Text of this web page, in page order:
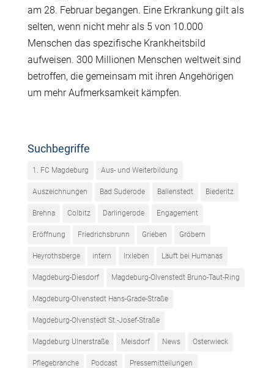
am 28. Februar begangen. Eine Erkrankung gilt als
selten, wenn nicht mehr als 5 von 10.000
Menschen das spezifische Krankheitsbild
aufweisen. 300 Millionen Menschen weltweit sind
betroffen, die gemeinsam mit ihren Angehörigen
um mehr Aufmerksamkeit kämpfen.
Suchbegriffe
1. FC Magdeburg Aus- und Weiterbildung
Auszeichnungen Bad Suderode Ballenstedt Biederitz
Brehna Colbitz Darlingerode Engagement
Eröffnung Friedrichsbrunn Grieben Gröbern
Heyrothsberge intern Irxleben Läuft bei Humanas
Magdeburg-Diesdorf Magdeburg-Olvenstedt Bruno-Taut-Ring
Magdeburg-Olvenstedt Hans-Grade-Straße
Magdeburg-Olvenstedt St.-Josef-Straße
Magdeburg Ulnerstraße Meisdorf News Osterwieck
Pflegebranche Podcast Pressemitteilungen